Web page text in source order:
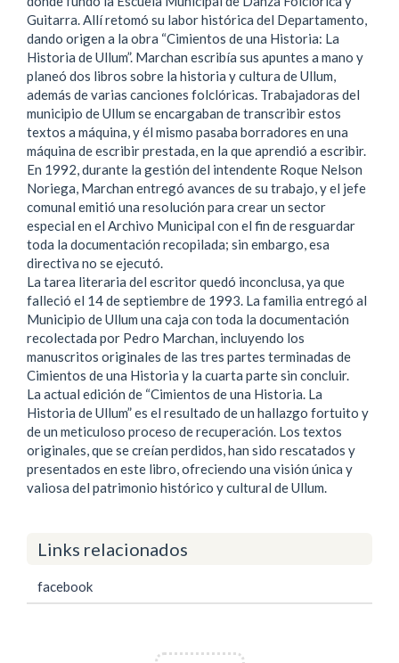
Guitarra. Allí retomó su labor histórica del Departamento,
dando origen a la obra “Cimientos de una Historia: La
Historia de Ullum”. Marchan escribía sus apuntes a mano y
planeó dos libros sobre la historia y cultura de Ullum,
además de varias canciones folclóricas. Trabajadoras del
municipio de Ullum se encargaban de transcribir estos
textos a máquina, y él mismo pasaba borradores en una
máquina de escribir prestada, en la que aprendió a escribir.
En 1992, durante la gestión del intendente Roque Nelson
Noriega, Marchan entregó avances de su trabajo, y el jefe
comunal emitió una resolución para crear un sector
especial en el Archivo Municipal con el fin de resguardar
toda la documentación recopilada; sin embargo, esa
directiva no se ejecutó.
La tarea literaria del escritor quedó inconclusa, ya que
falleció el 14 de septiembre de 1993. La familia entregó al
Municipio de Ullum una caja con toda la documentación
recolectada por Pedro Marchan, incluyendo los
manuscritos originales de las tres partes terminadas de
Cimientos de una Historia y la cuarta parte sin concluir.
La actual edición de “Cimientos de una Historia. La
Historia de Ullum” es el resultado de un hallazgo fortuito y
de un meticuloso proceso de recuperación. Los textos
originales, que se creían perdidos, han sido rescatados y
presentados en este libro, ofreciendo una visión única y
valiosa del patrimonio histórico y cultural de Ullum.
Links relacionados
facebook